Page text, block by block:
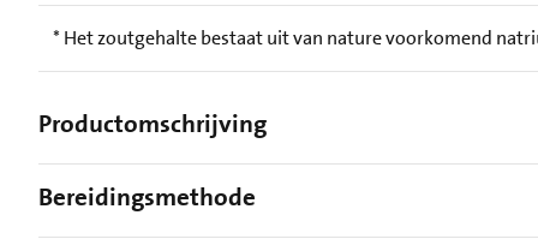
* Het zoutgehalte bestaat uit van nature voorkomend
Productomschrijving
Bereidingsmethode